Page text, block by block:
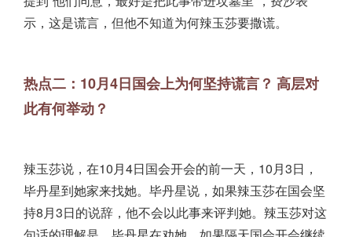
示，这是谎言，但他不知道为何辣玉莎要撒谎。
热点二：10月4日国会上为何坚持谎言？ 高层对
此有何举动？
辣玉莎说，在10月4日国会开会的前一天，10月3日，
毕丹星到她家来找她。毕丹星说，如果辣玉莎在国会坚
持8月3日的说辞，他不会以此事来评判她。辣玉莎对这